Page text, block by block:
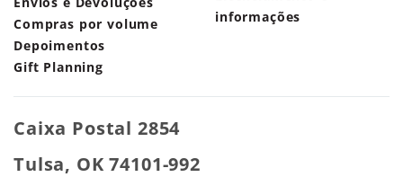
Compras por volume
Depoimentos
Gift Planning
informações
Caixa Postal 2854
Tulsa, OK 74101-992